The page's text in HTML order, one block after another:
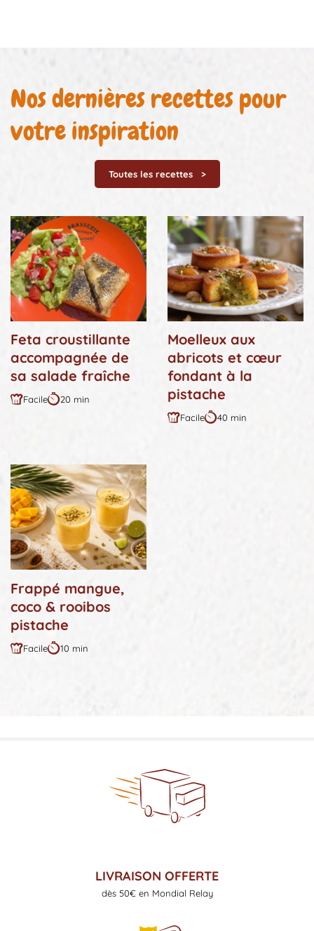
Nos dernières recettes pour
votre inspiration
Toutes les recettes
Feta croustillante
accompagnée de
sa salade fraîche
Difficulté
Facile
Durée
20 min
Moelleux aux
abricots et cœur
fondant à la
pistache
Difficulté
Facile
Durée
40 min
Frappé mangue,
coco & rooibos
pistache
Difficulté
Facile
Durée
10 min
LIVRAISON OFFERTE
dès 50€ en Mondial Relay